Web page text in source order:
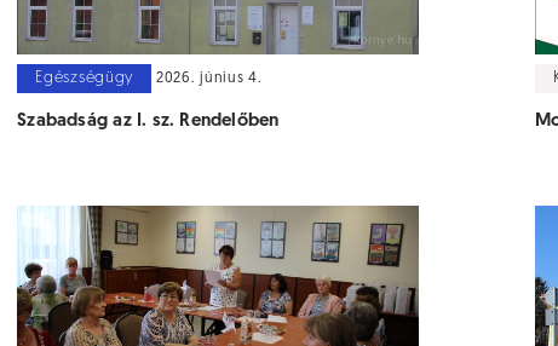
Egészségügy 2026. június 4.
Szabadság az I. sz. Rendelőben